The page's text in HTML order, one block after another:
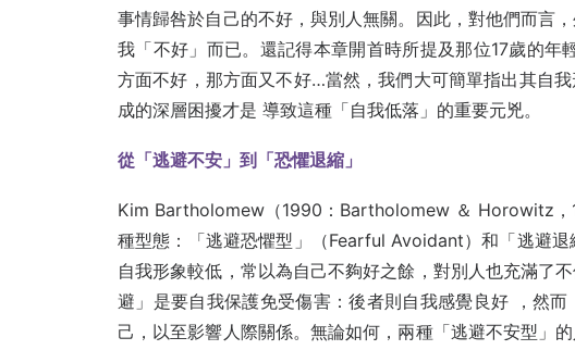
事情歸咎於自己的不好，與別人無關。因此，對他們而言
我「不好」而已。還記得本章開首時所提及那位17歲的
方面不好，那方面又不好…當然，我們大可簡單指出其自
成的深層困擾才是 導致這種「自我低落」的重要元兇。
從「逃避不安」到「恐懼退縮」
Kim Bartholomew（1990：Bartholomew ＆ Horowitz，
種型態：「逃避恐懼型」（Fearful Avoidant）和「逃避
自我形象較低，常以為自己不夠好之餘，對別人也充滿了
避」是要自我保護免受傷害：後者則自我感覺良好 ，然
己，以至影響人際關係。無論如何，兩種「逃避不安型」